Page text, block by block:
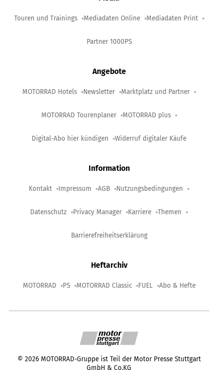
Touren und Trainings Mediadaten Online Mediadaten Print
Partner 1000PS
Angebote
MOTORRAD Hotels Newsletter Marktplatz und Partner
MOTORRAD Tourenplaner MOTORRAD plus
Digital-Abo hier kündigen Widerruf digitaler Käufe
Information
Kontakt Impressum AGB Nutzungsbedingungen
Datenschutz Privacy Manager Karriere Themen
Barrierefreiheitserklärung
Heftarchiv
MOTORRAD PS MOTORRAD Classic FUEL Abo & Hefte
© 2026 MOTORRAD-Gruppe ist Teil der Motor Presse Stuttgart
GmbH & Co.KG